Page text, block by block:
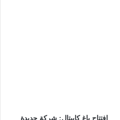
افتتاح باغ كابيتال: شركة جديدة